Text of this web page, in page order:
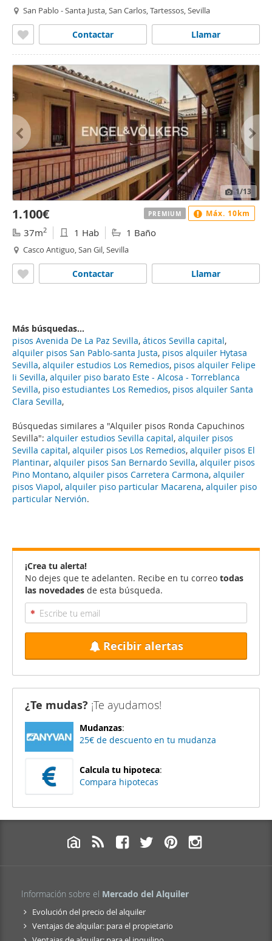
Búsquedas similares a "Alquiler pisos Ronda Capuchinos
Sevilla": alquiler estudios Sevilla capital, alquiler pisos
Sevilla capital, alquiler pisos Los Remedios, alquiler pisos El
Plantinar, alquiler pisos San Bernardo Sevilla, alquiler pisos
Pino Montano, alquiler pisos Carretera Carmona, alquiler
pisos Viapol, alquiler piso particular Macarena, alquiler piso
particular Nervión.
San Pablo - Santa Justa, San Carlos, Tartessos, Sevilla
Llamar
Contactar
1/13
1.100€
37m2 1 Hab 1 Baño
Casco Antiguo, San Gil, Sevilla
Llamar
Contactar
PREMIUM Máx. 10km
Más búsquedas...
pisos Avenida De La Paz Sevilla, áticos Sevilla capital,
alquiler pisos San Pablo-santa Justa, pisos alquiler Hytasa
Sevilla, alquiler estudios Los Remedios, pisos alquiler Felipe
Ii Sevilla, alquiler piso barato Este - Alcosa - Torreblanca
Sevilla, piso estudiantes Los Remedios, pisos alquiler Santa
Clara Sevilla,
¡Crea tu alerta!
No dejes que te adelanten. Recibe en tu correo todas
las novedades de esta búsqueda.
Recibir alertas
¿Te mudas? ¡Te ayudamos!
Mudanzas:
25€ de descuento en tu mudanza
Calcula tu hipoteca:
Compara hipotecas
Información sobre el Mercado del Alquiler
Evolución del precio del alquiler
Ventajas de alquilar: para el propietario